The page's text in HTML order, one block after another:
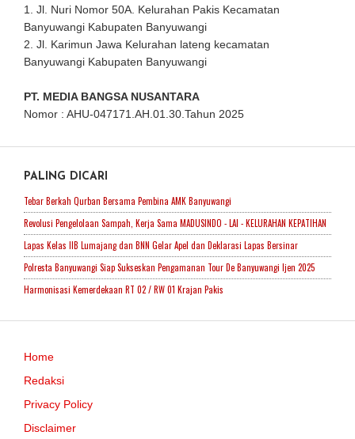
1. Jl. Nuri Nomor 50A. Kelurahan Pakis Kecamatan
Banyuwangi Kabupaten Banyuwangi
2. Jl. Karimun Jawa Kelurahan lateng kecamatan
Banyuwangi Kabupaten Banyuwangi
PT. MEDIA BANGSA NUSANTARA
Nomor : AHU-047171.AH.01.30.Tahun 2025
PALING DICARI
Tebar Berkah Qurban Bersama Pembina AMK Banyuwangi
Revolusi Pengelolaan Sampah, Kerja Sama MADUSINDO - LAI - KELURAHAN KEPATIHAN
Lapas Kelas IIB Lumajang dan BNN Gelar Apel dan Deklarasi Lapas Bersinar
Polresta Banyuwangi Siap Sukseskan Pengamanan Tour De Banyuwangi Ijen 2025
Harmonisasi Kemerdekaan RT 02 / RW 01 Krajan Pakis
Home
Redaksi
Privacy Policy
Disclaimer